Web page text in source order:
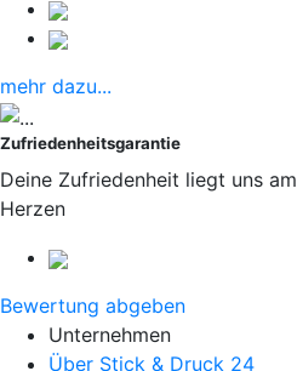
mehr dazu...
Zufriedenheitsgarantie
Deine Zufriedenheit liegt uns am
Herzen
Bewertung abgeben
Unternehmen
Über Stick & Druck 24